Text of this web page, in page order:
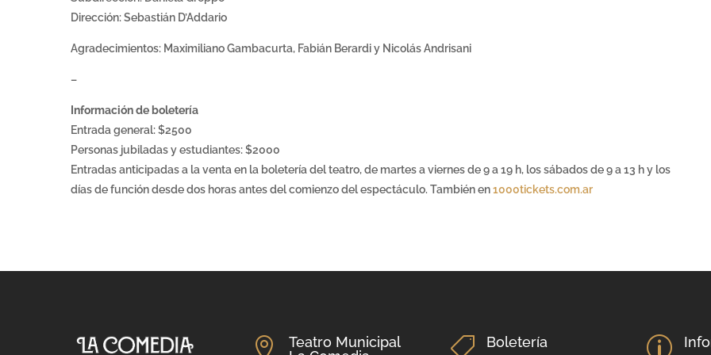
Dirección: Sebastián D’Addario
Agradecimientos: Maximiliano Gambacurta, Fabián Berardi y Nicolás Andrisani
–
Información de boletería
Entrada general: $2500
Personas jubiladas y estudiantes: $2000
Entradas anticipadas a la venta en la boletería del teatro, de martes a viernes de 9 a 19 h, los sábados de 9 a 13 h y los
días de función desde dos horas antes del comienzo del espectáculo. También en1000tickets.com.ar

Teatro Municipal
 Boletería p